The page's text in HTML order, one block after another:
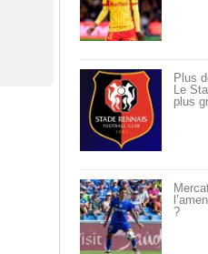
Plus
Le
plus
?